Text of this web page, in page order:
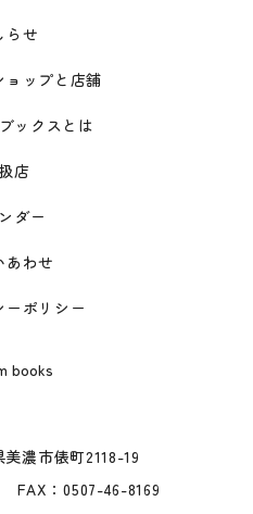
らせ
ョップと店舗
ックスとは
店
ダー
あわせ
ーポリシー
濃市俵町2118-19
FAX：0507-46-8169